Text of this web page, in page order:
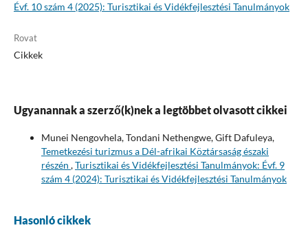
Évf. 10 szám 4 (2025): Turisztikai és Vidékfejlesztési Tanulmányok
Rovat
Cikkek
Ugyanannak a szerző(k)nek a legtöbbet olvasott cikkei
Munei Nengovhela, Tondani Nethengwe, Gift Dafuleya,
Temetkezési turizmus a Dél-afrikai Köztársaság északi
részén ,Turisztikai és Vidékfejlesztési Tanulmányok: Évf. 9
szám 4 (2024): Turisztikai és Vidékfejlesztési Tanulmányok
Hasonló cikkek